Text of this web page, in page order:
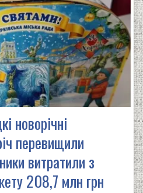
новорічні
перевищили
витратили з
208,7 млн грн